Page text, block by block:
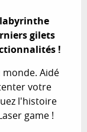
labyrinthe
gilets
!
Aidé
votre
l'histoire
game !